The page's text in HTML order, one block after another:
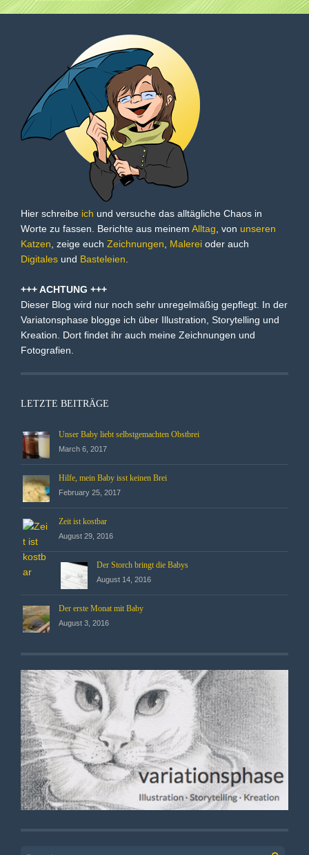
Hier schreibe ich und versuche das alltägliche Chaos in
Worte zu fassen. Berichte aus meinem Alltag , von unseren
Katzen , zeige euch Zeichnungen Malerei oder auch
Digitales und Basteleien
+++ ACHTUNG +++
Dieser Blog wird nur noch sehr unregelmäßig gepflegt. In der
Variatonsphase blogge ich über Illustration, Storytelling und
Kreation. Dort findet ihr auch meine Zeichnungen und
Fotografien.
LETZTE BEITRÄGE
Unser Baby liebt selbstgemachten Obstbrei
March 6, 2017
Hilfe, mein Baby isst keinen Brei
February 25, 2017
Zeit ist kostbar
August 29, 2016
Der Storch bringt die Babys
August 14, 2016
Der erste Monat mit Baby
August 3, 2016